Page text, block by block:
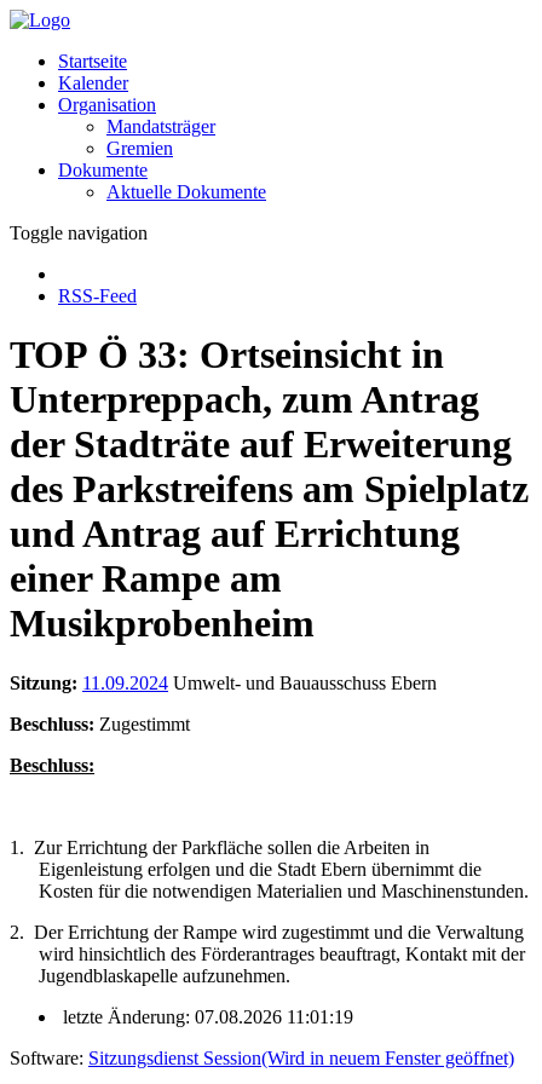
Startseite
Kalender
Organisation
Mandatsträger
Gremien
Dokumente
Aktuelle Dokumente
Toggle navigation
RSS-Feed
TOP Ö 33: Ortseinsicht in
Unterpreppach, zum Antrag
der Stadträte auf Erweiterung
des Parkstreifens am Spielplatz
und Antrag auf Errichtung
einer Rampe am
Musikprobenheim
Sitzung: 11.09.2024 Umwelt- und Bauausschuss Ebern
Beschluss: Zugestimmt
Beschluss:
1. Zur Errichtung der Parkfläche sollen die Arbeiten in
Eigenleistung erfolgen und die Stadt Ebern übernimmt die
Kosten für die notwendigen Materialien und Maschinenstunden.
2. Der Errichtung der Rampe wird zugestimmt und die Verwaltung
wird hinsichtlich des Förderantrages beauftragt, Kontakt mit der
Jugendblaskapelle aufzunehmen.
letzte Änderung: 07.08.2026 11:01:19
Software: Sitzungsdienst Session(Wird in neuem Fenster geöffnet)